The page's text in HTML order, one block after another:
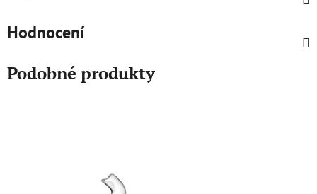
Hodnocení
Podobné produkty